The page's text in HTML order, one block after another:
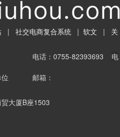
| 社交电商复合系统 | 软文 | 关
：0755-82393693 电
邮箱：
大厦B座1503